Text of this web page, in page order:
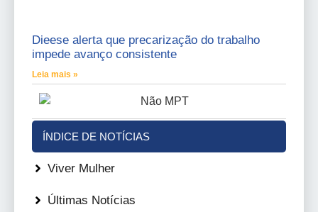
Dieese alerta que precarização do trabalho
impede avanço consistente
Leia mais »
ÍNDICE DE NOTÍCIAS
Viver Mulher
Últimas Notícias